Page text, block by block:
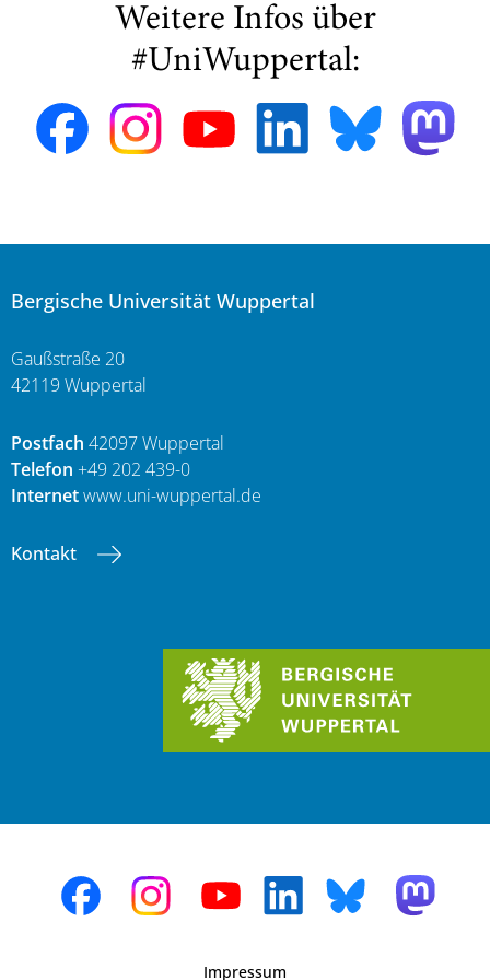
Weitere Infos über
#UniWuppertal:
Bergische Universität Wuppertal
Gaußstraße 20
42119 Wuppertal
Postfach 42097 Wuppertal
Telefon +49 202 439-0
Internetwww.uni-wuppertal.de
Kontakt
Impressum